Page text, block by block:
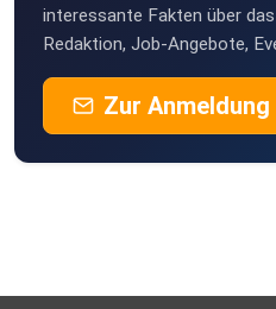
interessante Fakten über
Redaktion, Job-Angebote,
Zur Anmeldung